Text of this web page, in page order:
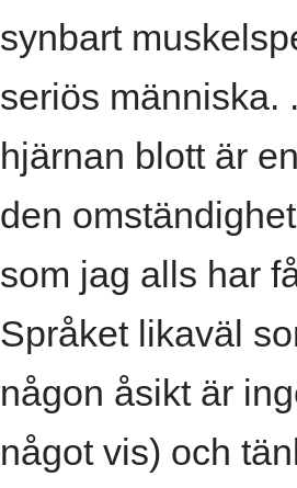
synbart
seriös människa.
hjärnan blott är
den
som jag alls har
Språket likaväl
någon åsikt är
något vis) och